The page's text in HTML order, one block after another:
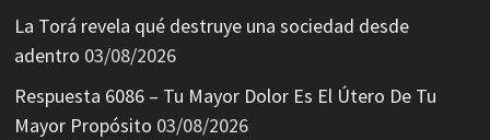
La Torá revela qué destruye una sociedad desde
adentro 03/08/2026
Respuesta 6086 – Tu Mayor Dolor Es El Útero De Tu
Mayor Propósito 03/08/2026